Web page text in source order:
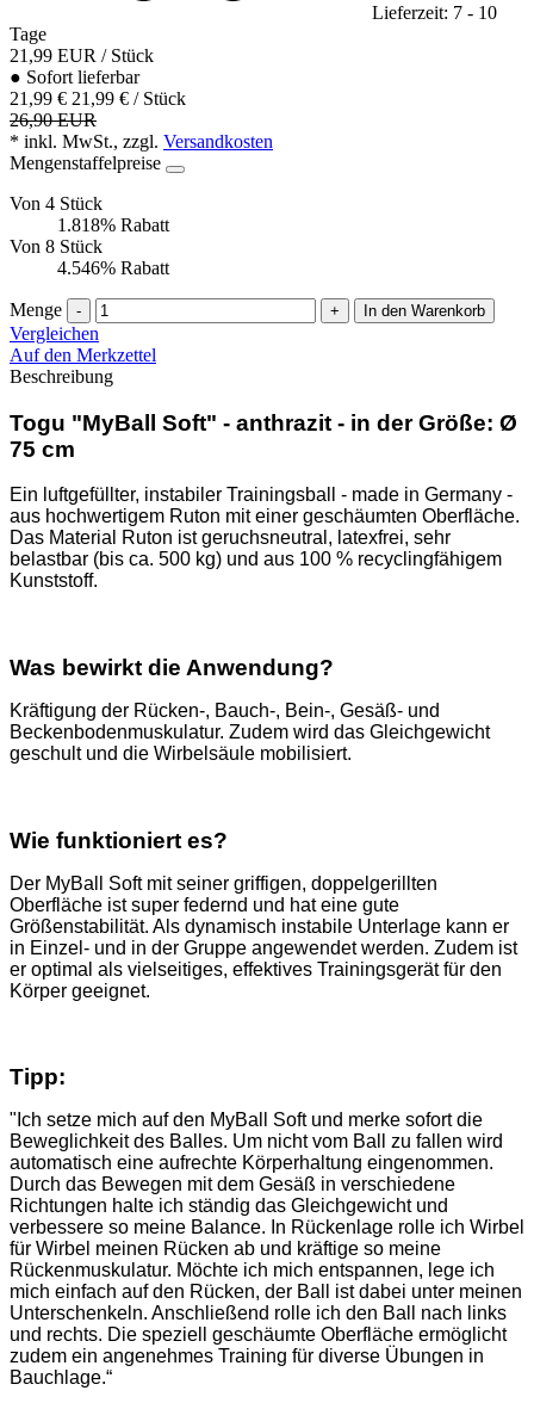
Lieferzeit: 7 - 10
Tage
21,99 EUR / Stück
● Sofort lieferbar
21,99 € 21,99 € / Stück
26,90 EUR
* inkl. MwSt., zzgl. Versandkosten
Mengenstaffelpreise
Von 4 Stück
1.818% Rabatt
Von 8 Stück
4.546% Rabatt
Menge - + In den Warenkorb
Vergleichen
Auf den Merkzettel
Beschreibung
Togu "MyBall Soft" - anthrazit - in der Größe: Ø
75 cm
Ein luftgefüllter, instabiler Trainingsball - made in Germany -
aus hochwertigem Ruton mit einer geschäumten Oberfläche.
Das Material Ruton ist geruchsneutral, latexfrei, sehr
belastbar (bis ca. 500 kg) und aus 100 % recyclingfähigem
Kunststoff.
Was bewirkt die Anwendung?
Kräftigung der Rücken-, Bauch-, Bein-, Gesäß- und
Beckenbodenmuskulatur. Zudem wird das Gleichgewicht
geschult und die Wirbelsäule mobilisiert.
Wie funktioniert es?
Der MyBall Soft mit seiner griffigen, doppelgerillten
Oberfläche ist super federnd und hat eine gute
Größenstabilität. Als dynamisch instabile Unterlage kann er
in Einzel- und in der Gruppe angewendet werden. Zudem ist
er optimal als vielseitiges, effektives Trainingsgerät für den
Körper geeignet.
Tipp:
"Ich setze mich auf den MyBall Soft und merke sofort die
Beweglichkeit des Balles. Um nicht vom Ball zu fallen wird
automatisch eine aufrechte Körperhaltung eingenommen.
Durch das Bewegen mit dem Gesäß in verschiedene
Richtungen halte ich ständig das Gleichgewicht und
verbessere so meine Balance. In Rückenlage rolle ich Wirbel
für Wirbel meinen Rücken ab und kräftige so meine
Rückenmuskulatur. Möchte ich mich entspannen, lege ich
mich einfach auf den Rücken, der Ball ist dabei unter meinen
Unterschenkeln. Anschließend rolle ich den Ball nach links
und rechts. Die speziell geschäumte Oberfläche ermöglicht
zudem ein angenehmes Training für diverse Übungen in
Bauchlage.“